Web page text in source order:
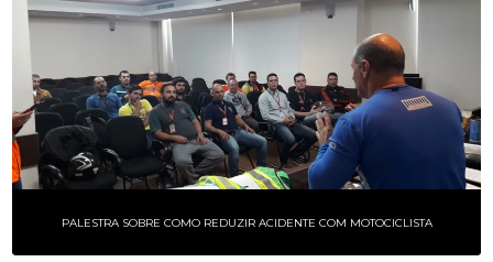
PALESTRA SOBRE COMO REDUZIR ACIDENTE COM MOTOCICLISTA